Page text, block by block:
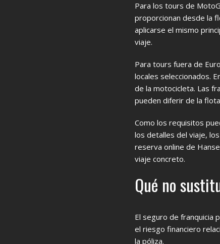
Para los tours de
proporcionan desde la
aplicarse el mismo
viaje.
Para tours fuera de
locales seleccionados.
de la motocicleta. Las
pueden diferir de la
Como los requisitos
los detalles del viaje,
reserva online de
viaje concreto.
Qué no
El seguro de franquicia
el riesgo financiero
la póliza.